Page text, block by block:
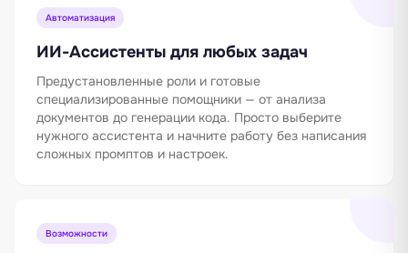
Автоматизация
ИИ-Ассистенты для любых задач
Предустановленные роли и готовые
специализированные помощники — от анализа
документов до генерации кода. Просто выберите
нужного ассистента и начните работу без написания
сложных промптов и настроек.
Возможности